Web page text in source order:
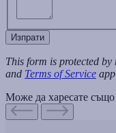
Изпрати
This form is protected
and Terms of Service
Може да харесате също